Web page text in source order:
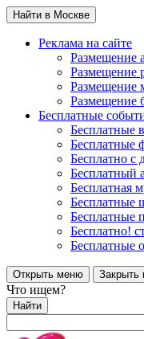
Найти в Москве
Реклама на сайте
Размещение
Размещение
Размещение
Размещение
Бесплатные
Бесплатные
Бесплатные
Бесплатно с
Бесплатный
Бесплатная
Бесплатные
Бесплатные
Бесплатно!
Бесплатные
Открыть меню Закрыть
Что ищем?
Найти